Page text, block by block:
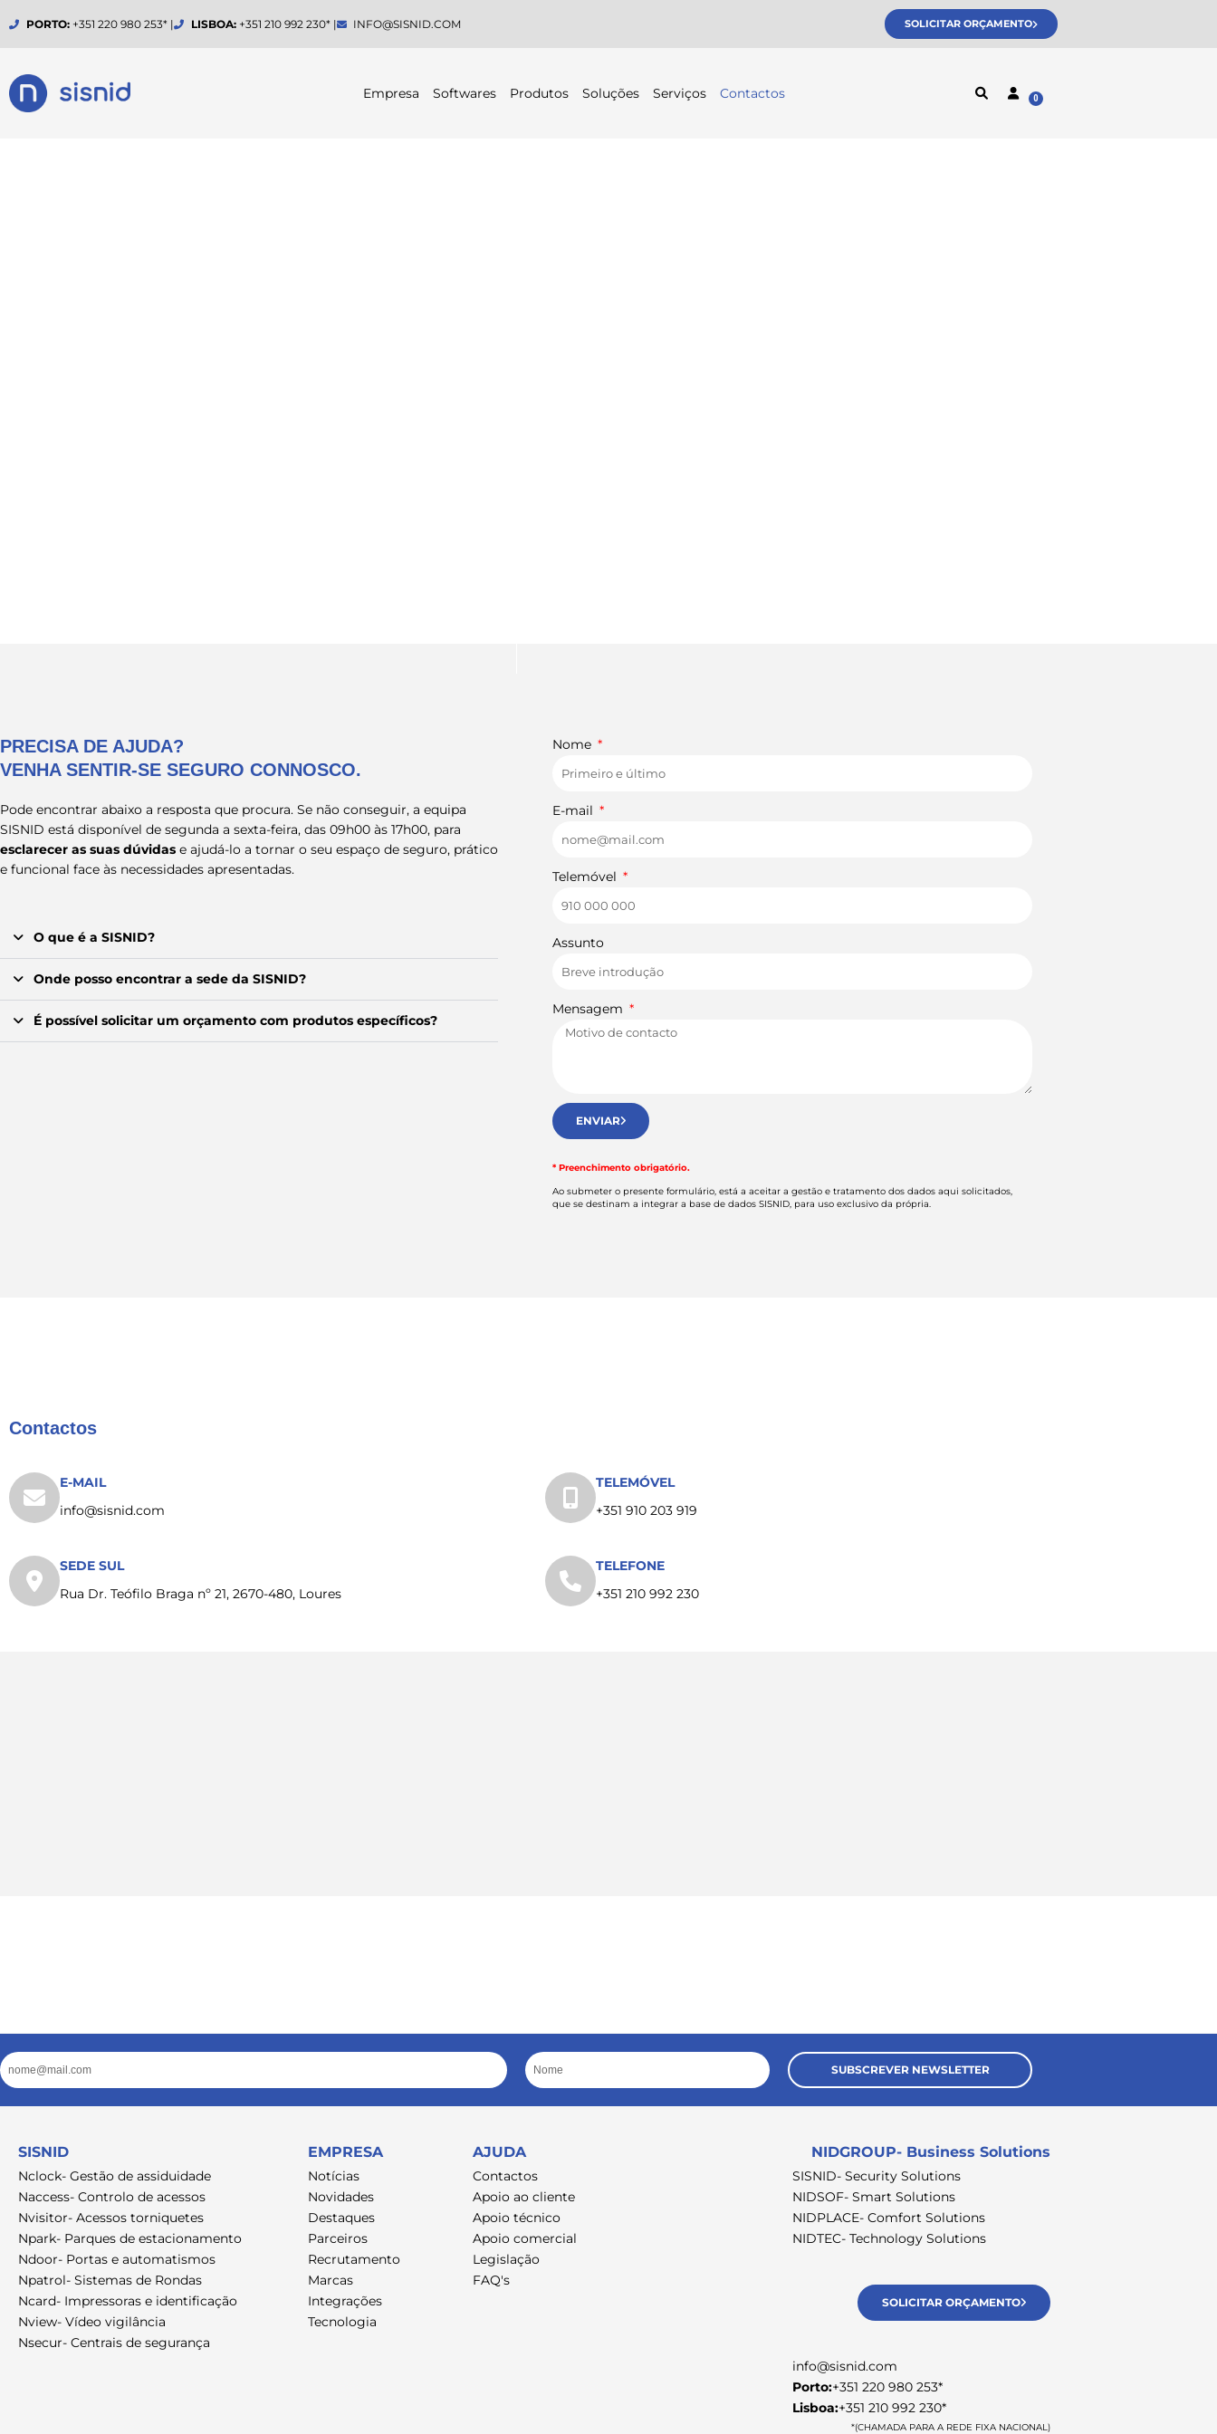
to
PORTO:+351 220 980 253* | LISBOA:+351 210 992 230* | INFO@SISNID.COM SOLICITAR ORÇAMENTO
Empresa Softwares Produtos Soluções Serviços Contactos
PRECISA DE AJUDA?
VENHA SENTIR-SE SEGURO CONNOSCO.
Pode encontrar abaixo a resposta que procura. Se não conseguir, a equipa
SISNID está disponível de segunda a sexta-feira, das 09h00 às 17h00, para
esclarecer as suas dúvidas e ajudá-lo a tornar o seu espaço de seguro, prático
e funcional face às necessidades apresentadas.
O que é a SISNID?
Onde posso encontrar a sede da SISNID?
É possível solicitar um orçamento com produtos específicos?
Nome
E-mail
Telemóvel
Assunto
Mensagem
ENVIAR
* Preenchimento obrigatório.
Ao submeter o presente formulário, está a aceitar a gestão e tratamento dos dados aqui solicitados,
que se destinam a integrar a base de dados SISNID, para uso exclusivo da própria.
Contactos
E-MAIL
info@sisnid.com
TELEMÓVEL
+351 910 203 919
SEDE SUL
Rua Dr. Teófilo Braga nº 21, 2670-480, Loures
TELEFONE
+351 210 992 230
Email Nome
SUBSCREVER NEWSLETTER
SISNID
Nclock- Gestão de assiduidade
Naccess- Controlo de acessos
Nvisitor- Acessos torniquetes
Npark- Parques de estacionamento
Ndoor- Portas e automatismos
Npatrol- Sistemas de Rondas
Ncard- Impressoras e identificação
Nview- Vídeo vigilância
Nsecur- Centrais de segurança
EMPRESA
Notícias
Novidades
Destaques
Parceiros
Recrutamento
Marcas
Integrações
Tecnologia
AJUDA
Contactos
Apoio ao cliente
Apoio técnico
Apoio comercial
Legislação
FAQ's
NIDGROUP- Business Solutions
SISNID- Security Solutions
NIDSOF- Smart Solutions
NIDPLACE- Comfort Solutions
NIDTEC- Technology Solutions
SOLICITAR ORÇAMENTO
info@sisnid.com
Porto:+351 220 980 253*
Lisboa:+351 210 992 230*
*(CHAMADA PARA A REDE FIXA NACIONAL)